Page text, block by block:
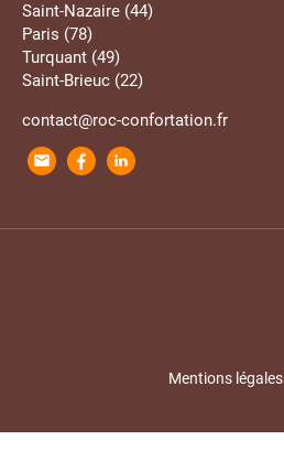
Saint-Nazaire (44)
Paris (78)
Turquant (49)
Saint-Brieuc (22)
contact@roc-confortation.fr
Mentions légales